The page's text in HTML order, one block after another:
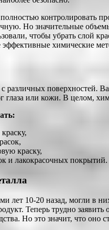
контролировать
Но значительные
чтобы убрать слой
эффективные химические
различных поверхностей.
глаза или кожи. В целом,
краску,
и лакокрасочных покрытий.
лет 10-20 назад, могли в
Теперь трудно
Но это значит, что